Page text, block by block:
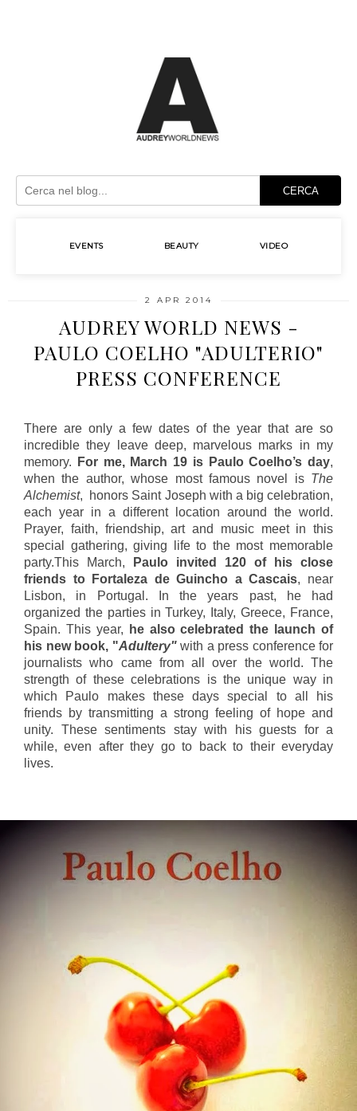
CERCA
EVENTS BEAUTY VIDEO
2 APR 2014
AUDREY WORLD NEWS -
PAULO COELHO "ADULTERIO"
PRESS CONFERENCE
There are only a few dates of the year that are so
incredible they leave deep, marvelous marks in my
memory.
For me, March 19 is Paulo Coelho’s day,
when the author, whose most famous novel is The
Alchemist, honors Saint Joseph with a big celebration,
each year in a different location around the world.
Prayer, faith, friendship, art and music meet in this
special gathering, giving life to the most memorable
party.This March,
Paulo invited 120 of his close
friends to Fortaleza de Guincho a Cascais, near
Lisbon, in Portugal. In the years past, he had
organized the parties in Turkey, Italy, Greece, France,
Spain. This year,
he also celebrated the launch of
his new book, "Adultery" with a press conference for
journalists who came from all over the world. The
strength of these celebrations is the unique way in
which Paulo makes these days special to all his
friends by transmitting a strong feeling of hope and
unity. These sentiments stay with his guests for a
while, even after they go to back to their everyday
lives.